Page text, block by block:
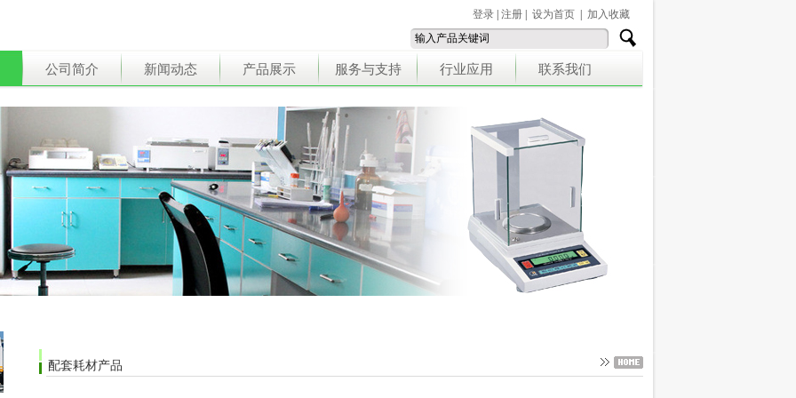
登录 注册 设为首页 加入收藏
公司简介 新闻动态 产品展示 服务与支持 行业应用 联系我们
配套耗材产品